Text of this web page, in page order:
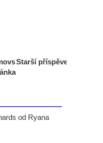
Starší příspěvek
od Ryana